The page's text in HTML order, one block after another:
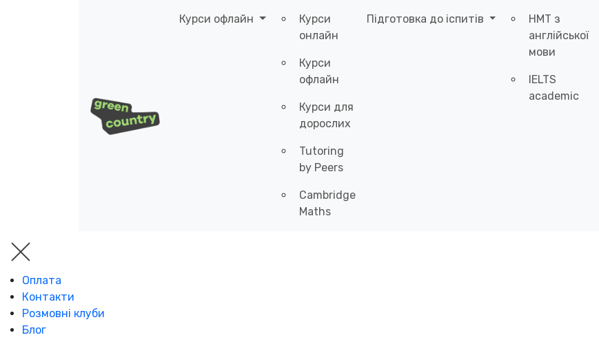
Курси офлайн
Курси
онлайн
Курси
офлайн
Курси для
дорослих
Tutoring
by Peers
Cambridge
Maths
Підготовка до іспитів
НМТ з
англійської
мови
IELTS
academic
Оплата
Контакти
Розмовні клуби
Блог